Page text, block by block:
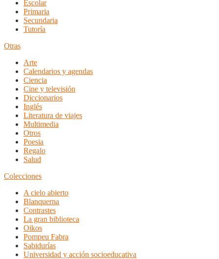
Escolar
Primaria
Secundaria
Tutoría
Otras
Arte
Calendarios y agendas
Ciencia
Cine y televisión
Diccionarios
Inglés
Literatura de viajes
Multimedia
Otros
Poesia
Regalo
Salud
Colecciones
A cielo abierto
Blanquerna
Contrastes
La gran biblioteca
Oikos
Pompeu Fabra
Sabidurías
Universidad y acción socioeducativa